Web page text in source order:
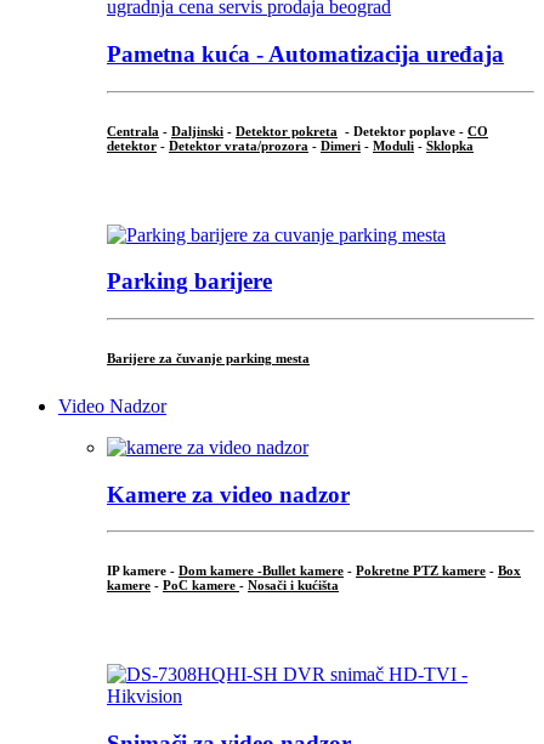
Pametna kuća - Automatizacija uređaja
Centrala - Daljinski - Detektor pokreta - Detektor poplave - CO
detektor - Detektor vrata/prozora - Dimeri - Moduli - Sklopka
Parking barijere
Barijere za čuvanje parking mesta
Video Nadzor
Kamere za video nadzor
IP kamere - Dom kamere -Bullet kamere - Pokretne PTZ kamere - Box
kamere - PoC kamere - Nosači i kućišta